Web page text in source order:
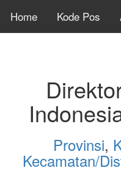
Home Kode Pos
Provinsi,
Kecamatan/